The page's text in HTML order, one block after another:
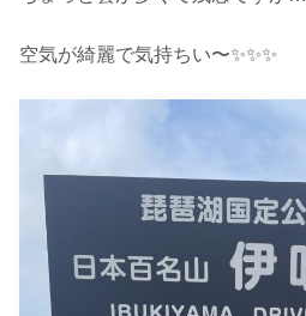
空気が綺麗で気持ちい〜✨✨✨